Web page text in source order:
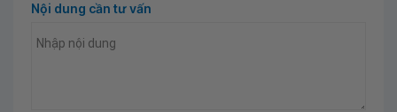
Nội dung cần tư vấn